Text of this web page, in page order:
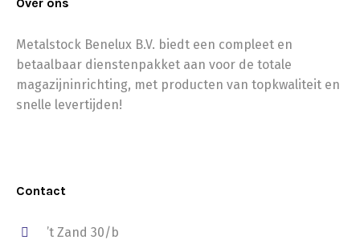
Metalstock Benelux B.V. biedt een compleet en
betaalbaar dienstenpakket aan voor de totale
magazijninrichting, met producten van topkwaliteit en
snelle levertijden!
Contact
’t Zand 30/b